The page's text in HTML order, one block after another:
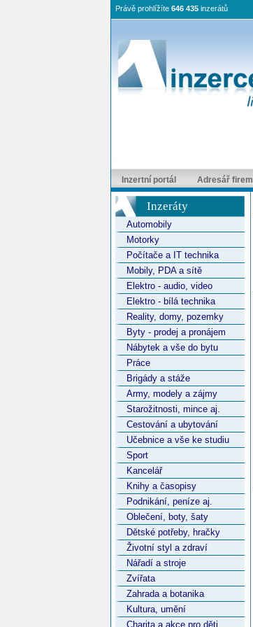
Právě prohlížíte 646 435 inzerátů
Inzertní portál Adresář firem
Inzeráty
Automobily
Motorky
Počítače a IT technika
Mobily, PDA a sítě
Elektro - audio, video
Elektro - bílá technika
Reality, domy, pozemky
Byty - prodej a pronájem
Nábytek a vše do bytu
Práce
Brigády a stáže
Army, modely a zájmy
Starožitnosti, mince aj.
Cestování a ubytování
Učebnice a vše ke studiu
Sport
Kancelář
Knihy a časopisy
Podnikání, peníze aj.
Oblečení, boty, šaty
Dětské potřeby, hračky
Životní styl a zdraví
Nářadí a stroje
Zvířata
Zahrada a botanika
Kultura, umění
Charita a akce pro děti